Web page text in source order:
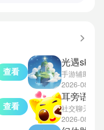
索深度，丰富了玩家的游
查看
查看
手游辅助
2026-08-07
耳旁语音
社交聊天
2026-08-07